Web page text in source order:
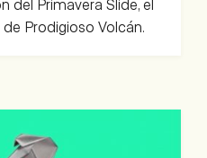
del Primavera Slide, el
Prodigioso Volcán.